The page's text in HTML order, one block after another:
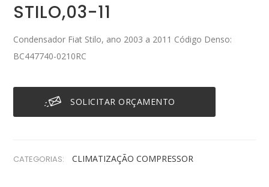
STILO,03-11
Condensador Fiat Stilo, ano 2003 a 2011 Código Denso:
BC447740-0210RC
SOLICITAR ORÇAMENTO
CATEGORIAS: CLIMATIZAÇÃOCOMPRESSOR